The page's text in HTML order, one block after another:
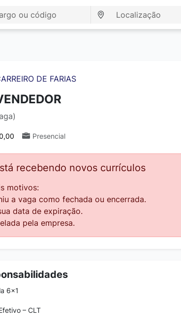
DE FARIAS
Presencial
recebendo novos currículos
motivos:
a vaga como fechada ou encerrada.
data de expiração.
pela empresa.
6x1
– CLT